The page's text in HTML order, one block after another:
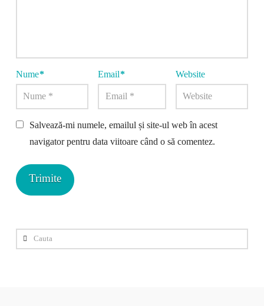
Nume* Email* Website
Salvează-mi numele, emailul și site-ul web în acest
navigator pentru data viitoare când o să comentez.
Cauta